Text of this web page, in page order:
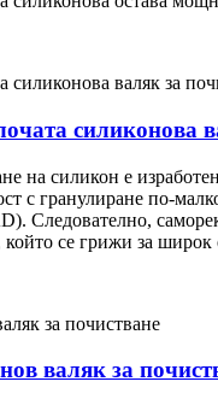
силиконова
на силикон е
с гранулиране по-
Следователно,
който се грижи за
валяк за